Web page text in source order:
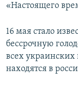
«Настоящего
16 мая стало
бессрочную
всех
находятся в